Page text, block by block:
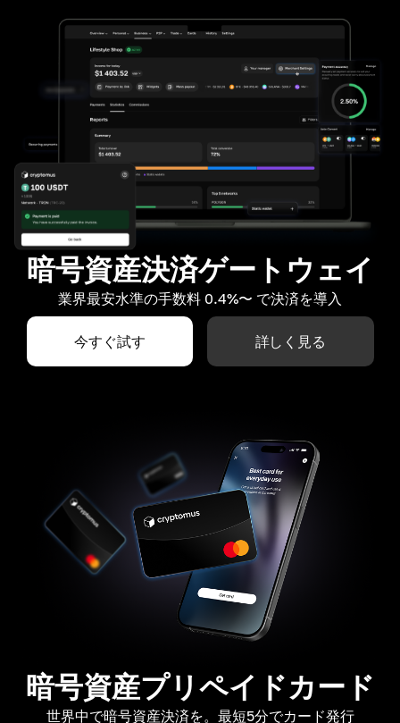
暗号資産決済ゲートウェイ
業界最安水準の手数料 0.4%〜 で決済を導入
今すぐ試す 詳しく見る
暗号資産プリペイドカード
世界中で暗号資産決済を。最短5分でカード発行